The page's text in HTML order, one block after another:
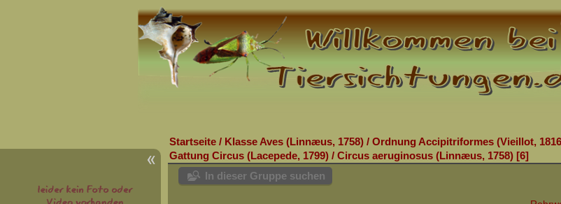
Startseite / Klasse Aves (Linnæus, 1758) / Ordnung Accipitriformes (Vieillot,
Gattung Circus (Lacepede, 1799) / Circus aeruginosus (Linnæus, 1758) 6
In dieser Gruppe suchen